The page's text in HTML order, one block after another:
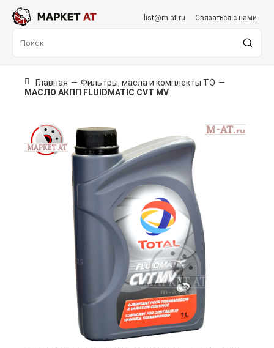
list@m-at.ru Связаться с нами
Главная — Фильтры, масла и комплекты ТО —
МАСЛО АКПП FLUIDMATIC CVT MV